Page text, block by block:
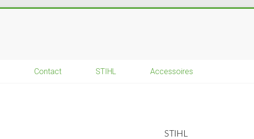
Contact STIHL Accessoires
STIHL